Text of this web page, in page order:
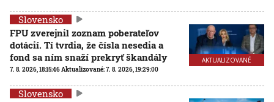
AKTUALIZOVANÉ
Slovensko
FPU zverejnil zoznam poberateľov
dotácií. Tí tvrdia, že čísla nesedia a
fond sa ním snaží prekryť škandály
7. 8. 2026, 18:15:46 Aktualizované:7. 8. 2026, 19:29:00
Slovensko